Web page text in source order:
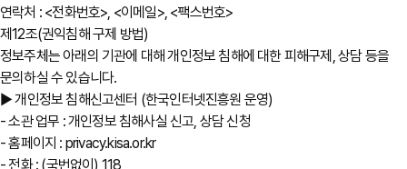
연락처 : <전화번호>, <이메일>, <팩스번호>
제12조(권익침해 구제 방법)
정보주체는 아래의 기관에 대해 개인정보 침해에 대한 피해구제, 상담 등을
문의하실 수 있습니다.
▶ 개인정보 침해신고센터 (한국인터넷진흥원 운영)
- 소관 업무 : 개인정보 침해사실 신고, 상담 신청
- 홈페이지 : privacy.kisa.or.kr
- 전화 : (국번없이) 118